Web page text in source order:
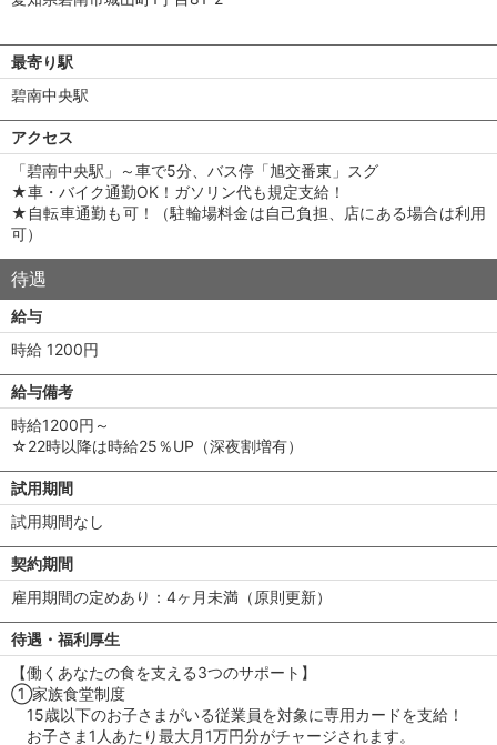
最寄り駅
碧南中央駅
アクセス
「碧南中央駅」～車で5分、バス停「旭交番東」スグ
★車・バイク通勤OK！ガソリン代も規定支給！
★自転車通勤も可！（駐輪場料金は自己負担、店にある場合は利用
可）
待遇
給与
時給 1200円
給与備考
時給1200円～
☆22時以降は時給25％UP（深夜割増有）
試用期間
試用期間なし
契約期間
雇用期間の定めあり：4ヶ月未満（原則更新）
待遇・福利厚生
【働くあなたの食を支える3つのサポート】
①家族食堂制度
15歳以下のお子さまがいる従業員を対象に専用カードを支給！
お子さま1人あたり最大月1万円分がチャージされます。